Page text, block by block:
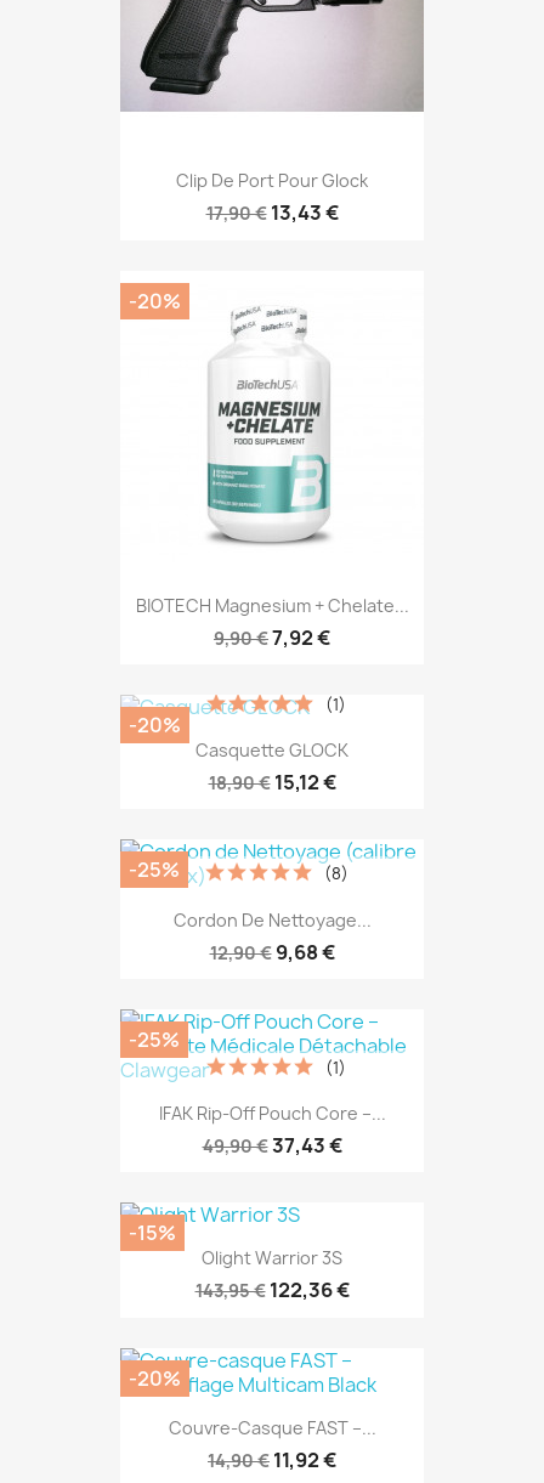
Clip De Port Pour Glock
17,90 € 13,43 €
BIOTECH Magnesium + Chelate...
9,90 €7,92 €
-20%
Casquette GLOCK
18,90 € 15,12 €
(1)
-20%
Cordon De Nettoyage...
12,90 € 9,68 €
(8)
-25%
IFAK Rip-Off Pouch Core –...
49,90 €37,43 €
(1)
-25%
Olight Warrior 3S
143,95 € 122,36 €
-15%
Couvre-Casque FAST –...
14,90 € 11,92 €
-20%